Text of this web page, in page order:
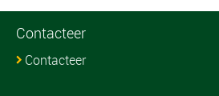
Contacteer
Contacteer